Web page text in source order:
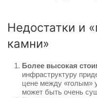
Недостатки и
камни»
Более высокая
инфраструктуру
цене между «голым»
может быть очень